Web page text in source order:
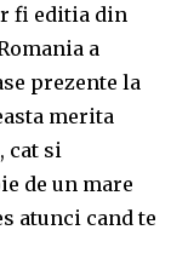
fi editia din
a
prezente la
merita
cat si
de un mare
atunci cand te